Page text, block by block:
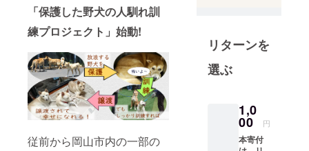
「保護した野犬の人馴れ訓
練プロジェクト」始動!
従前から岡山市内の一部の
リターンを
選ぶ
1,0
00 円
本寄付